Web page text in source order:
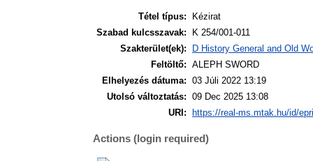
Tétel típus:
Kézirat
Szabad kulcsszavak:
K 254/001-011
Szakterület(ek):
D History General and Old
Feltöltő: ALEPH SWORD
Elhelyezés dátuma: 03 Júli 2022 13:19
Utolsó változtatás: 09 Dec 2025 13:08
URI:
https://real-ms.mtak.hu/id/
Actions (login required)